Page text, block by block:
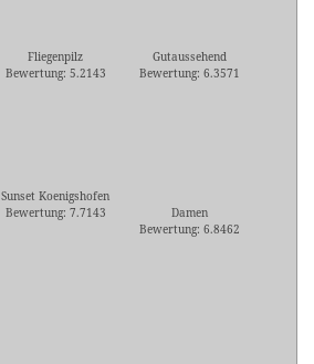
Fliegenpilz
Bewertung: 5.2143
Gutaussehend
Bewertung: 6.3571
Sunset Koenigshofen
Bewertung: 7.7143
Damen
Bewertung: 6.8462